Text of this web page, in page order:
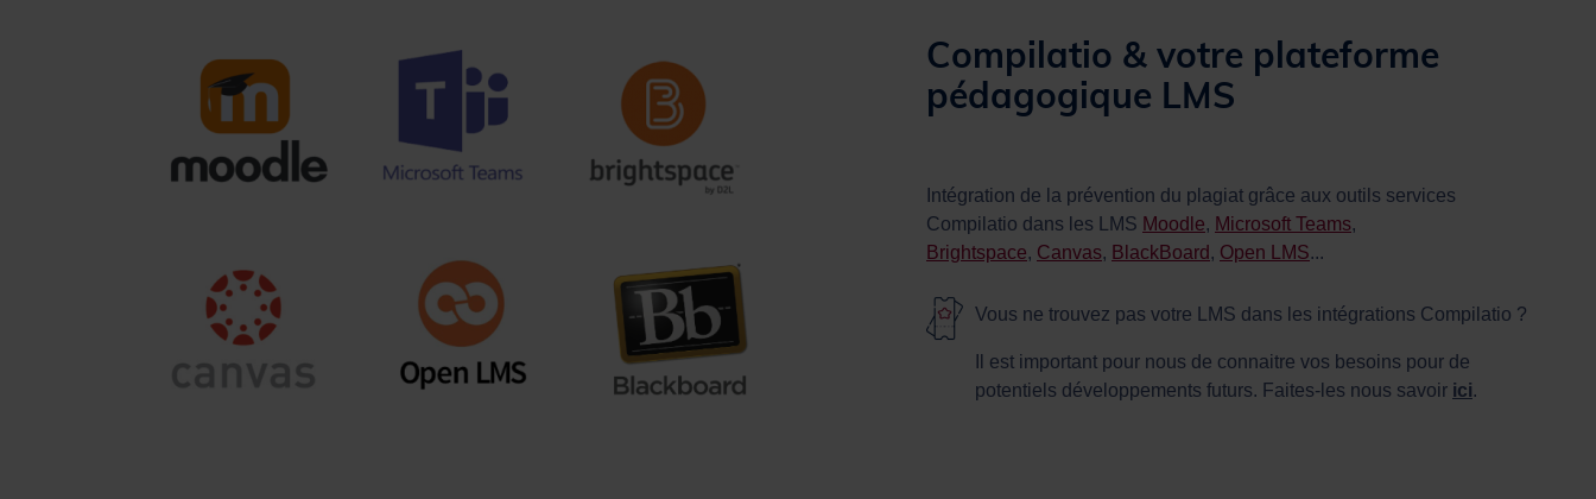
Compilatio & votre plateforme
pédagogique LMS
Intégration de la prévention du plagiat grâce aux outils services
Compilatio dans les LMS Moodle, Microsoft Teams,
Brightspace, Canvas, BlackBoard , Open LMS...
Vous ne trouvez pas votre LMS dans les intégrations Compilatio ?
Il est important pour nous de connaitre vos besoins pour de
potentiels développements futurs. Faites-les nous savoir ici.